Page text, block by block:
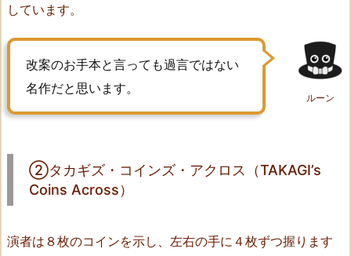
ア
ス
（T
A
G
I’s
o
しています。
ルーン
改案のお手本と言っても過言ではない
名作だと思います。
②タカギズ・コインズ・アクロス（TAKAGI’s
Coins Across）
演者は８枚のコインを示し、左右の手に４枚ずつ握ります